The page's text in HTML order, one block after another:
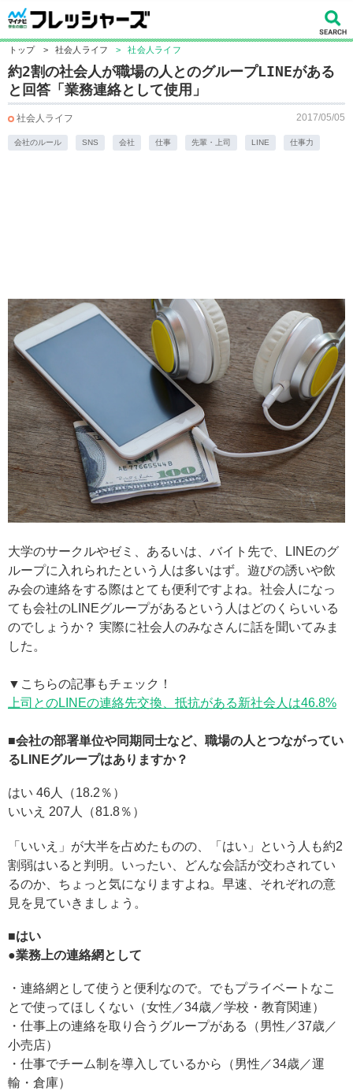
トップ > 社会人ライフ > 社会人ライフ
約2割の社会人が職場の人とのグループLINEがある
と回答「業務連絡として使用」
社会人ライフ 2017/05/05
会社のルール SNS 会社 仕事 先輩・上司 LINE 仕事力
大学のサークルやゼミ、あるいは、バイト先で、LINEのグ
ループに入れられたという人は多いはず。遊びの誘いや飲
み会の連絡をする際はとても便利ですよね。社会人になっ
ても会社のLINEグループがあるという人はどのくらいいる
のでしょうか？ 実際に社会人のみなさんに話を聞いてみま
した。
▼こちらの記事もチェック！
上司とのLINEの連絡先交換、抵抗がある新社会人は46.8%
■会社の部署単位や同期同士など、職場の人とつながってい
るLINEグループはありますか？
はい 46人（18.2％）
いいえ 207人（81.8％）
「いいえ」が大半を占めたものの、「はい」という人も約2
割弱はいると判明。いったい、どんな会話が交わされてい
るのか、ちょっと気になりますよね。早速、それぞれの意
見を見ていきましょう。
■はい
●業務上の連絡網として
・連絡網として使うと便利なので。でもプライベートなこ
とで使ってほしくない（女性／34歳／学校・教育関連）
・仕事上の連絡を取り合うグループがある（男性／37歳／
小売店）
・仕事でチーム制を導入しているから（男性／34歳／運
輸・倉庫）